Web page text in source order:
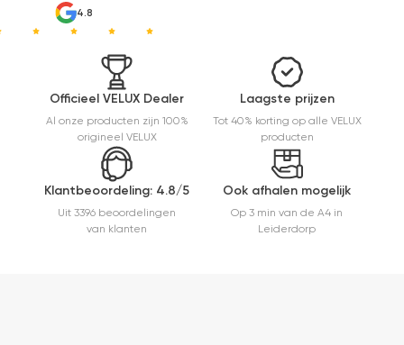
ik 10 min
bezig
geweest)
veel
mooier uit
en kreukt
niet bij het
inrollen.
4.8
Officieel VELUX Dealer
Al onze producten zijn 100%
origineel VELUX
Laagste prijzen
Tot 40% korting op alle VELUX
producten
Klantbeoordeling: 4.8/5
Uit 3396 beoordelingen
van klanten
Ook afhalen mogelijk
Op 3 min van de A4 in
Leiderdorp